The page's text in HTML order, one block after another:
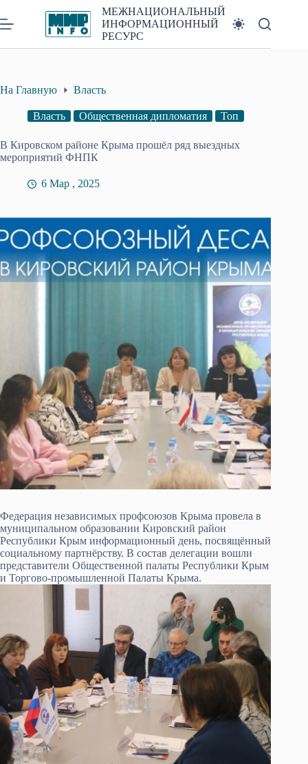
к
сути
МЕЖНАЦИОНАЛЬНЫЙ
ИНФОРМАЦИОННЫЙ
РЕСУРС
На Главную Власть
Власть Общественная дипломатия Топ
В Кировском районе Крыма прошёл ряд выездных
мероприятий ФНПК
6 Мар , 2025
Федерация независимых профсоюзов Крыма провела в
муниципальном образовании Кировский район
Республики Крым информационный день, посвящённый
социальному партнёрству. В состав делегации вошли
представители Общественной палаты Республики Крым
и Торгово-промышленной Палаты Крыма.